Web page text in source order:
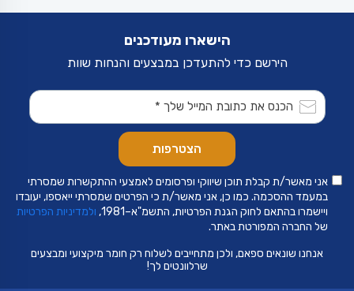
הישארו מעודכנים
הירשם כדי להתעדכן במבצעים והנחות שוות
אני מאשר/ת קבלת תוכן שיווקי ופרסומים לאמצעי ההתקשרות שמסרתי
במעמד ההסכמה. כמו כן, אני מאשר/ת כי הפרטים שמסרתי ייאספו, יעובדו
ויישמרו בהתאם לחוק הגנת הפרטיות, התשמ"א–1981,
ולמדיניות הפרטיות
של החברה המפורטת באתר.
אנחנו שונאים ספאם, ולכן מתחייבים לשלוח רק חומר מיקצועי ומבצעים
שרלוונטים לך!